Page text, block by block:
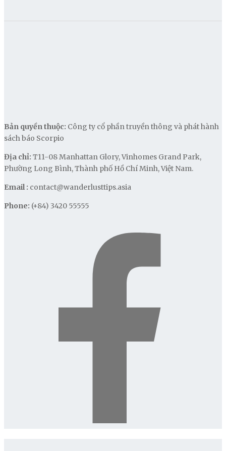
Bản quyền thuộc: Công ty cổ phần truyền thông và phát hành
sách báo Scorpio
Địa chỉ: T11-08 Manhattan Glory, Vinhomes Grand Park,
Phường Long Bình, Thành phố Hồ Chí Minh, Việt Nam.
Email : contact@wanderlusttips.asia
Phone: (+84) 3420 55555